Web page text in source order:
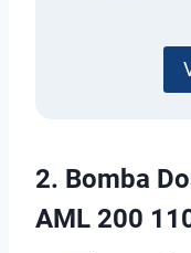
2. Bomba
AML 200